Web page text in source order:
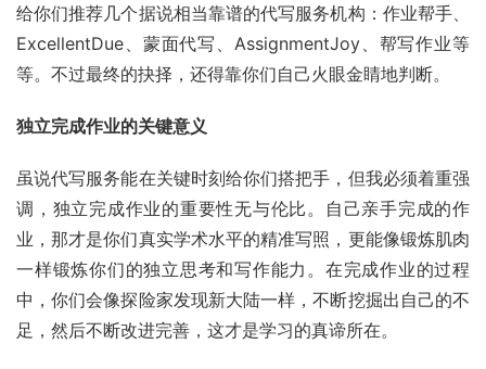
给你们推荐几个据说相当靠谱的代写服务机构：作业帮手、
ExcellentDue、蒙面代写、AssignmentJoy、帮写作业等
等。不过最终的抉择，还得靠你们自己火眼金睛地判断。
独立完成作业的关键意义
虽说代写服务能在关键时刻给你们搭把手，但我必须着重强
调，独立完成作业的重要性无与伦比。自己亲手完成的作
业，那才是你们真实学术水平的精准写照，更能像锻炼肌肉
一样锻炼你们的独立思考和写作能力。在完成作业的过程
中，你们会像探险家发现新大陆一样，不断挖掘出自己的不
足，然后不断改进完善，这才是学习的真谛所在。